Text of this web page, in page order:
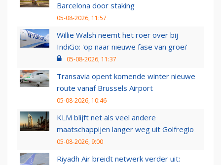
Barcelona door staking
05-08-2026, 11:57
Willie Walsh neemt het roer over bij
IndiGo: 'op naar nieuwe fase van groei'
05-08-2026, 11:37
Transavia opent komende winter nieuwe
route vanaf Brussels Airport
05-08-2026, 10:46
KLM blijft net als veel andere
maatschappijen langer weg uit Golfregio
05-08-2026, 9:00
Riyadh Air breidt netwerk verder uit: